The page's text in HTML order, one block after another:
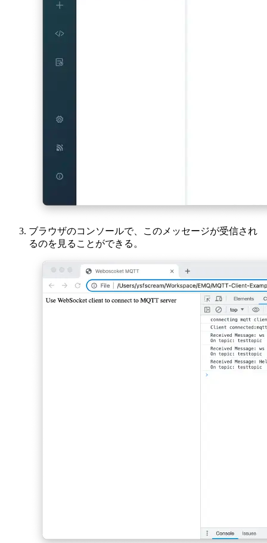
ブラウザのコンソールで、このメッセージが受信され
るのを見ることができる。